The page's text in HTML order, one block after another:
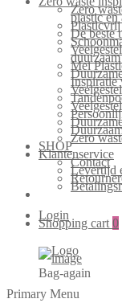
Zero
plastic en
De beste
Mei
Inspiratie
Zero
SHOP
Klantenservice
Contact
Levertijd
Login
Shopping cart 0
Bag-again
Primary Menu